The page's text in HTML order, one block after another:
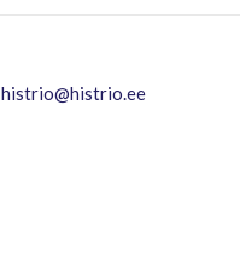
histrio@histrio.ee